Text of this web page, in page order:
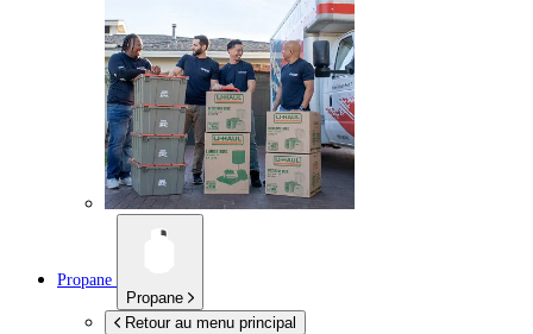
Propane
Propane
Retour au menu principal